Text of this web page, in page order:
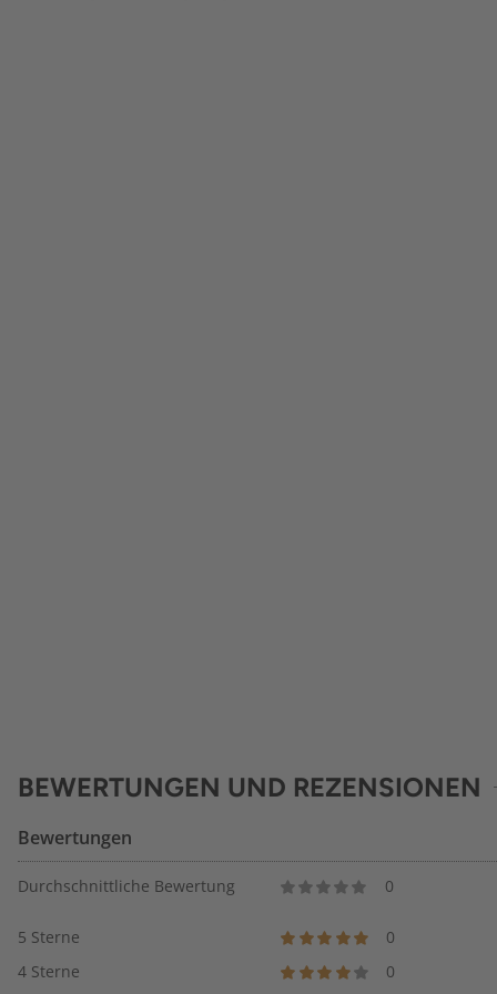
BEWERTUNGEN UND REZENSIONEN
Bewertungen
Durchschnittliche Bewertung 0
5 Sterne
0
4 Sterne
0